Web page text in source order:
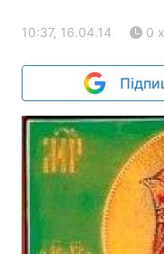
10:37, 16.04.14 0